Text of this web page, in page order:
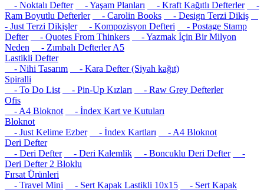
- Noktalı Defter
- Yaşam Planları - Kraft Kağıtlı Defterler
-
Ram Boyutlu Defterler
- Carolin Books
- Design Terzi Dikiş
- Just Terzi Dikişler
- Kompozisyon Defteri
- Postage Stamp
Defter
- Quotes From Thinkers
- Yazmak İçin Bir Milyon
Neden
- Zımbalı Defterler A5
Lastikli Defter
- Nihi Tasarım
- Kara Defter (Siyah kağıt)
Spiralli
- To Do List
- Pin-Up Kızları
- Raw Grey Defterler
Ofis
- A4 Bloknot
- İndex Kart ve Kutuları
Bloknot
- Just Kelime Ezber
- İndex Kartları
- A4 Bloknot
Deri Defter
- Deri Defter
- Deri Kalemlik - Boncuklu Deri Defter
-
Deri Defter 2 Bloklu
Fırsat Ürünleri
- Travel Mini
- Sert Kapak Lastikli 10x15
- Sert Kapak